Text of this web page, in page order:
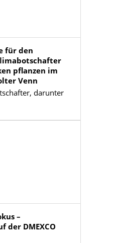
für den
pflanzen im
Venn
darunter
100
im Burlo-
Die Aktion stärkt
–
der DMEXCO